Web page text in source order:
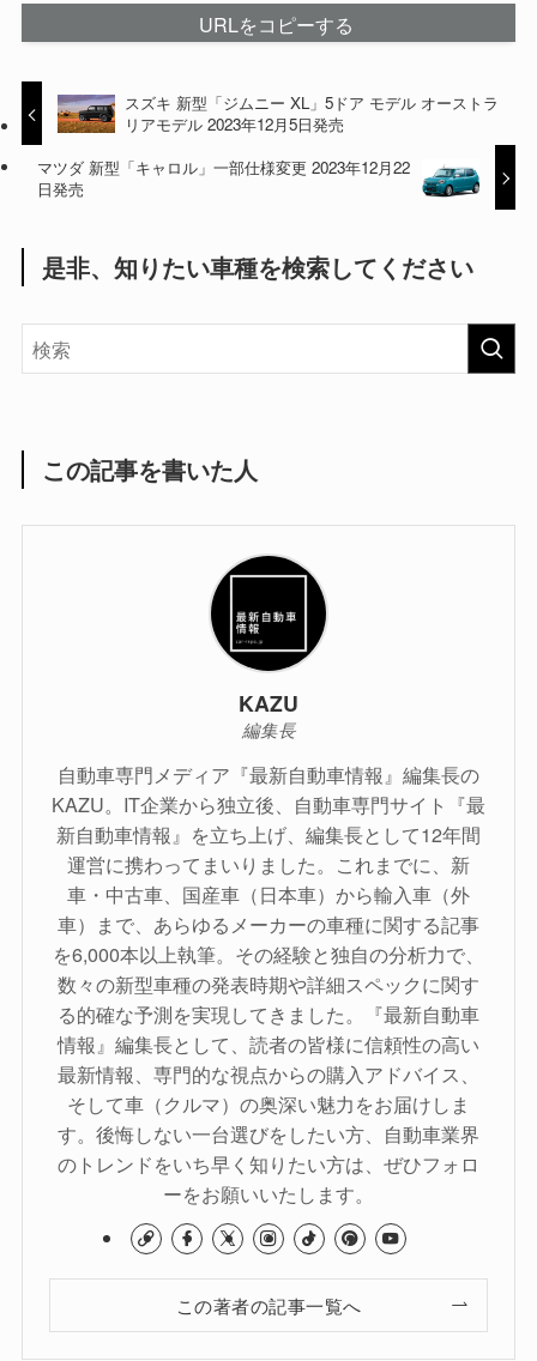
URLをコピーする
スズキ 新型「ジムニー XL」5ドア モデル オーストラ
リアモデル 2023年12月5日発売
マツダ 新型「キャロル」一部仕様変更 2023年12月22
日発売
是非、知りたい車種を検索してください
この記事を書いた人
KAZU
編集長
自動車専門メディア『最新自動車情報』編集長の
KAZU。IT企業から独立後、自動車専門サイト『最
新自動車情報』を立ち上げ、編集長として12年間
運営に携わってまいりました。これまでに、新
車・中古車、国産車（日本車）から輸入車（外
車）まで、あらゆるメーカーの車種に関する記事
を6,000本以上執筆。その経験と独自の分析力で、
数々の新型車種の発表時期や詳細スペックに関す
る的確な予測を実現してきました。『最新自動車
情報』編集長として、読者の皆様に信頼性の高い
最新情報、専門的な視点からの購入アドバイス、
そして車（クルマ）の奥深い魅力をお届けしま
す。後悔しない一台選びをしたい方、自動車業界
のトレンドをいち早く知りたい方は、ぜひフォロ
ーをお願いいたします。
この著者の記事一覧へ